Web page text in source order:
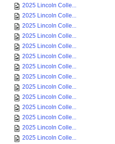
2025 Lincoln Colle...
2025 Lincoln Colle...
2025 Lincoln Colle...
2025 Lincoln Colle...
2025 Lincoln Colle...
2025 Lincoln Colle...
2025 Lincoln Colle...
2025 Lincoln Colle...
2025 Lincoln Colle...
2025 Lincoln Colle...
2025 Lincoln Colle...
2025 Lincoln Colle...
2025 Lincoln Colle...
2025 Lincoln Colle...